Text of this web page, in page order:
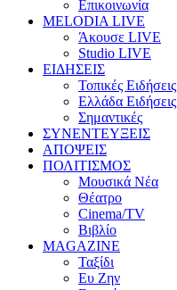
Επικοινωνία
MELODIA LIVE
Άκουσε LIVE
Studio LIVE
ΕΙΔΗΣΕΙΣ
Τοπικές Ειδήσεις
Ελλάδα Ειδήσεις
Σημαντικές
ΣΥΝΕΝΤΕΥΞΕΙΣ
ΑΠΟΨΕΙΣ
ΠΟΛΙΤΙΣΜΟΣ
Μουσικά Νέα
Θέατρο
Cinema/TV
Βιβλίο
MAGAZINE
Ταξίδι
Ευ Ζην